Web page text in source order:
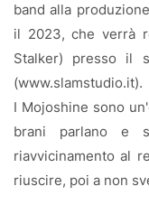
band alla
il 2023, che verrà
Stalker) presso il
(www.slamstudio.it).
I Mojoshine sono
brani parlano e
riavvicinamento al
riuscire, poi a non